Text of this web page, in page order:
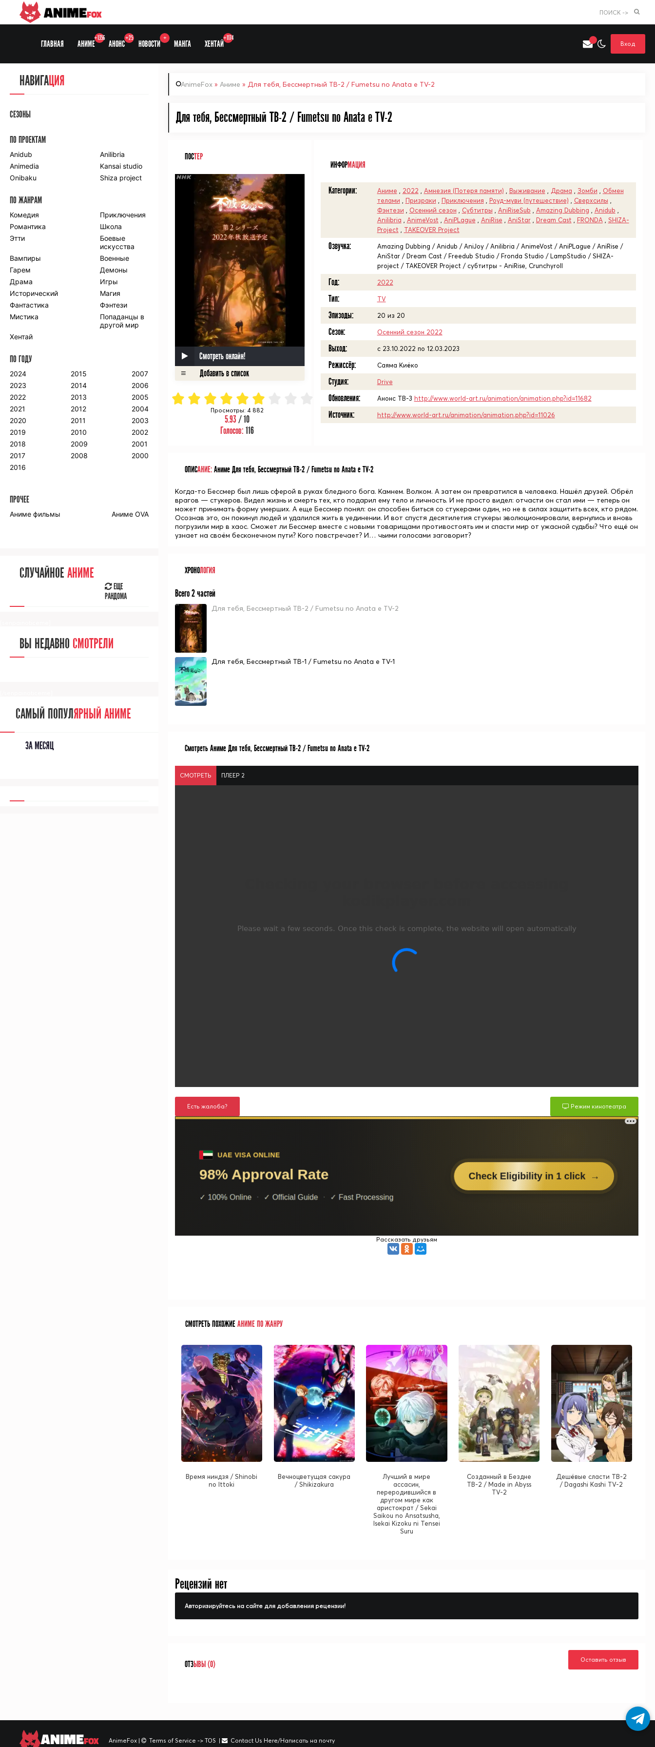
Выберите одну категорию для поиска
ANIMEFOX ПОИСК ->
ГЛАВНАЯ АНИМЕ
+1356
АНОНС
+25
НОВОСТИ
+
МАНГА ХЕНТАЙ
+1174
Вход
AnimeFox » Аниме » Для тебя, Бессмертный ТВ-2 / Fumetsu no Anata e TV-2
Для тебя, Бессмертный ТВ-2 / Fumetsu no Anata e TV-2
ПОСТЕР
Смотреть онлайн!
Просмотры: 4 882
5.93/ 10
Голосов:116
ИНФОРМАЦИЯ
Категории: Аниме 2022 Амнезия (Потеря памяти) Выживание Драма Зомби
Обмен
телами
Призраки Приключения Роуд-муви (путешествие) Сверхсилы
Фэнтези
Осенний сезон Субтитры AniRiseSub Amazing Dubbing Anidub
Anilibria
AnimeVost AniPLague AniRise AniStar, Dream Cast FRONDA
SHIZA-
Project
TAKEOVER Project
Озвучка:
Amazing Dubbing / Anidub / AniJoy / Anilibria / AnimeVost / AniPLague / AniRise /
AniStar / Dream Cast / Freedub Studio / Fronda Studio / LampStudio / SHIZA-
project / TAKEOVER Project / субтитры - AniRise, Crunchyroll
Год: 2022
Тип: TV
Эпизоды: 20 из 20
Сезон: Осенний сезон 2022
Выход: c 23.10.2022 по 12.03.2023
Режиссёр: Саяма Киёко
Студия: Drive
Обновления: Анонс ТВ-3 http://www.world-art.ru/animation/animation.php?id=11682
Источник: http://www.world-art.ru/animation/animation.php?id=11026
ОПИСАНИЕ:Аниме Для тебя, Бессмертный ТВ-2 / Fumetsu no Anata e TV-2
Когда-то Бессмер был лишь сферой в руках бледного бога. Камнем. Волком. А затем он превратился в человека. Нашёл друзей. Обрёл
врагов — стукеров. Видел жизнь и смерть тех, кто подарил ему тело и личность. И не просто видел: отчасти он стал ими — теперь он
может принимать форму умерших. А еще Бессмер понял: он способен биться со стукерами один, но не в силах защитить всех, кто рядом.
Осознав это, он покинул людей и удалился жить в уединении. И вот спустя десятилетия стукеры эволюционировали, вернулись и вновь
погрузили мир в хаос. Сможет ли Бессмер вместе с новыми товарищами противостоять им и спасти мир от ужасной судьбы? Что ещё он
узнает на своём бесконечном пути? Кого повстречает? И… чьими голосами заговорит?
ХРОНОЛОГИЯ
Всего 2 частей
Для тебя, Бессмертный ТВ-2 / Fumetsu no Anata e TV-2
Для тебя, Бессмертный ТВ-1 / Fumetsu no Anata e TV-1
Смотреть Аниме Для тебя, Бессмертный ТВ-2 / Fumetsu no Anata e TV-2
СМОТРЕТЬ ПЛЕЕР 2
Есть жалоба? Режим кинотеатра
Рассказать друзьям
СМОТРЕТЬ ПОХОЖИЕАНИМЕ ПО ЖАНРУ
Время ниндзя / Shinobi
no Ittoki
Вечноцветущая сакура
/ Shikizakura
Лучший в мире
ассасин,
переродившийся в
другом мире как
аристократ / Sekai
Saikou no Ansatsusha,
Isekai Kizoku ni Tensei
Suru
Созданный в Бездне
ТВ-2 / Made in Abyss
TV-2
Дешёвые сласти ТВ-2
/ Dagashi Kashi TV-2
Рецензий нет
Авторизируйтесь на сайте для добавления рецензии!
ОТЗЫВЫ (0) Оставить отзыв
НАВИГАЦИЯ
СЕЗОНЫ
ПО ПРОЕКТАМ
Anidub
Anilibria
Animedia
Kansai studio
Onibaku
Shiza project
ПО ЖАНРАМ
Комедия
Приключения
Романтика
Школа
Этти
Боевые
искусства
Вампиры
Военные
Гарем
Демоны
Драма
Игры
Исторический
Магия
Фантастика
Фэнтези
Мистика
Попаданцы в
другой мир
Хентай
ПО ГОДУ
2024
2023
2022
2021
2020
2019
2018
2017
2016
2015
2014
2013
2012
2011
2010
2009
2008
2007
2006
2005
2004
2003
2002
2001
2000
ПРОЧЕЕ
Аниме фильмы Аниме OVA
СЛУЧАЙНОЕ АНИМЕ
ЕЩЕ
РАНДОМА
ВЫ НЕДАВНО СМОТРЕЛИ
САМЫЙ ПОПУЛЯРНЫЙ АНИМЕ
ЗА МЕСЯЦ
ANIMEFOX AnimeFox | Terms of Service -> TOS | Contact Us Here/Написать на почту